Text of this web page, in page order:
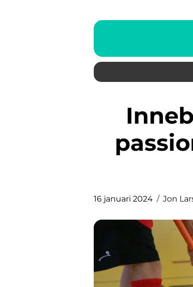
Innebandy i Göteborg: En
16 januari 2024 Jon